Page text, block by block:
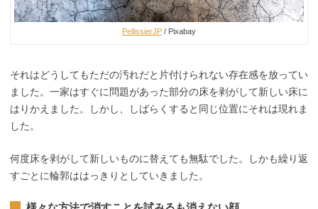
PellissierJP / Pixabay
それはどうしてもただの汚れだと片付けられない存在感を放ってい
ました。一家はすぐに問題があった部分の床を剥がして新しい床に
はりかえました。しかし、しばらくすると同じ位置にそれは現れま
した。
何度床を剥がして新しいものに替えても無駄でした。しかも繰り返
すごとに輪郭ははっきりとしていきました。